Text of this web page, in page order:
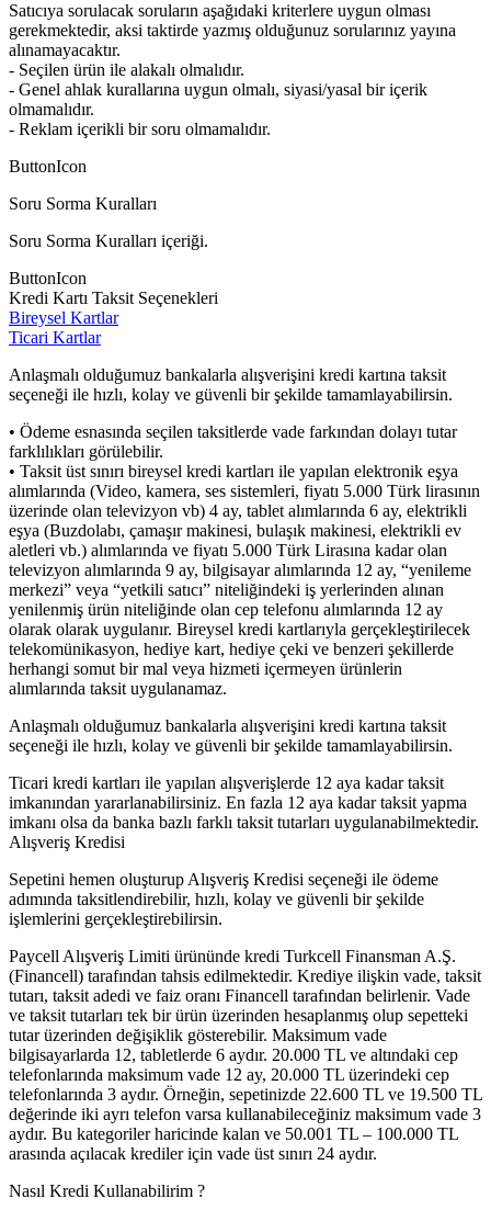
Satıcıya sorulacak soruların aşağıdaki kriterlere uygun olması
gerekmektedir, aksi taktirde yazmış olduğunuz sorularınız yayına
alınamayacaktır.
- Seçilen ürün ile alakalı olmalıdır.
- Genel ahlak kurallarına uygun olmalı, siyasi/yasal bir içerik
olmamalıdır.
- Reklam içerikli bir soru olmamalıdır.
ButtonIcon
Soru Sorma Kuralları
Soru Sorma Kuralları içeriği.
ButtonIcon
Kredi Kartı Taksit Seçenekleri
Bireysel Kartlar
Ticari Kartlar
Anlaşmalı olduğumuz bankalarla alışverişini kredi kartına taksit
seçeneği ile hızlı, kolay ve güvenli bir şekilde tamamlayabilirsin.
• Ödeme esnasında seçilen taksitlerde vade farkından dolayı tutar
farklılıkları görülebilir.
• Taksit üst sınırı bireysel kredi kartları ile yapılan elektronik eşya
alımlarında (Video, kamera, ses sistemleri, fiyatı 5.000 Türk lirasının
üzerinde olan televizyon vb) 4 ay, tablet alımlarında 6 ay, elektrikli
eşya (Buzdolabı, çamaşır makinesi, bulaşık makinesi, elektrikli ev
aletleri vb.) alımlarında ve fiyatı 5.000 Türk Lirasına kadar olan
televizyon alımlarında 9 ay, bilgisayar alımlarında 12 ay, “yenileme
merkezi” veya “yetkili satıcı” niteliğindeki iş yerlerinden alınan
yenilenmiş ürün niteliğinde olan cep telefonu alımlarında 12 ay
olarak olarak uygulanır. Bireysel kredi kartlarıyla gerçekleştirilecek
telekomünikasyon, hediye kart, hediye çeki ve benzeri şekillerde
herhangi somut bir mal veya hizmeti içermeyen ürünlerin
alımlarında taksit uygulanamaz.
Anlaşmalı olduğumuz bankalarla alışverişini kredi kartına taksit
seçeneği ile hızlı, kolay ve güvenli bir şekilde tamamlayabilirsin.
Ticari kredi kartları ile yapılan alışverişlerde 12 aya kadar taksit
imkanından yararlanabilirsiniz. En fazla 12 aya kadar taksit yapma
imkanı olsa da banka bazlı farklı taksit tutarları uygulanabilmektedir.
Alışveriş Kredisi
Sepetini hemen oluşturup Alışveriş Kredisi seçeneği ile ödeme
adımında taksitlendirebilir, hızlı, kolay ve güvenli bir şekilde
işlemlerini gerçekleştirebilirsin.
Paycell Alışveriş Limiti ürününde kredi Turkcell Finansman A.Ş.
(Financell) tarafından tahsis edilmektedir. Krediye ilişkin vade, taksit
tutarı, taksit adedi ve faiz oranı Financell tarafından belirlenir. Vade
ve taksit tutarları tek bir ürün üzerinden hesaplanmış olup sepetteki
tutar üzerinden değişiklik gösterebilir. Maksimum vade
bilgisayarlarda 12, tabletlerde 6 aydır. 20.000 TL ve altındaki cep
telefonlarında maksimum vade 12 ay, 20.000 TL üzerindeki cep
telefonlarında 3 aydır. Örneğin, sepetinizde 22.600 TL ve 19.500 TL
değerinde iki ayrı telefon varsa kullanabileceğiniz maksimum vade 3
aydır. Bu kategoriler haricinde kalan ve 50.001 TL – 100.000 TL
arasında açılacak krediler için vade üst sınırı 24 aydır.
Nasıl Kredi Kullanabilirim ?